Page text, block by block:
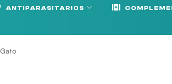
ANTIPARASITARIOS